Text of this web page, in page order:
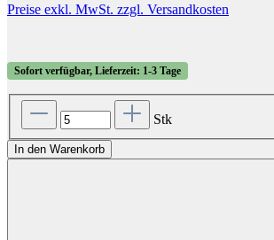
Preise exkl. MwSt. zzgl. Versandkosten
Sofort verfügbar, Lieferzeit: 1-3 Tage
Stk
In den Warenkorb